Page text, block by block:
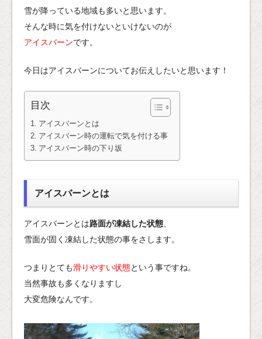
雪が降っている地域も多いと思います。
そんな時に気を付けないといけないのが
アイスバーンです。
今日はアイスバーンについてお伝えしたいと思います！
目次
アイスバーンとは
アイスバーン時の運転で気を付ける事
アイスバーン時の下り坂
アイスバーンとは
アイスバーンとは路面が凍結した状態
雪面が固く凍結した状態の事をさします。
つまりとても滑りやすい状態という事ですね。
当然事故も多くなりますし
大変危険なんです。